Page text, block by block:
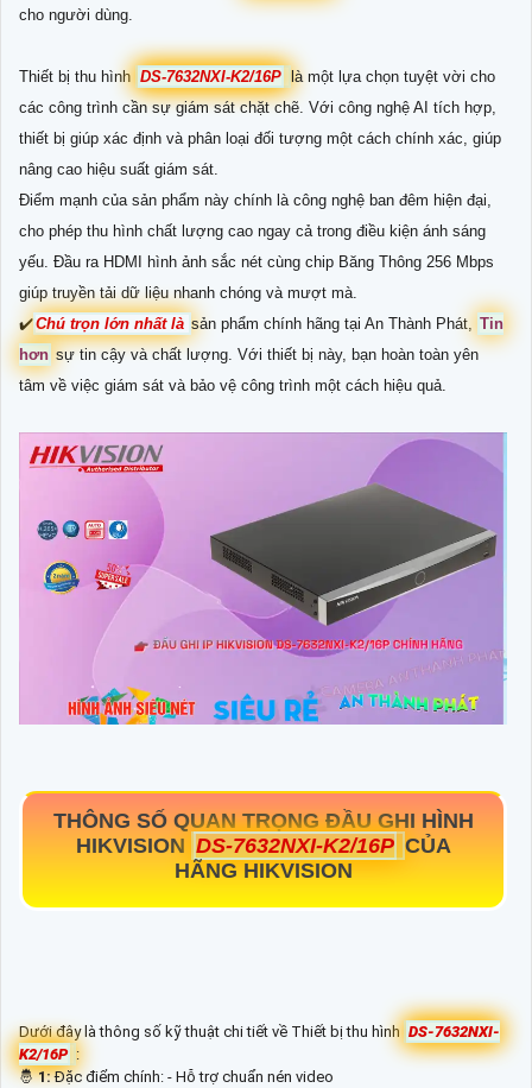
cho người dùng.
Thiết bị thu hình DS-7632NXI-K2/16P là một lựa chọn tuyệt vời cho
các công trình cần sự giám sát chặt chẽ. Với công nghệ AI tích hợp,
thiết bị giúp xác định và phân loại đối tượng một cách chính xác, giúp
nâng cao hiệu suất giám sát.
Điểm mạnh của sản phẩm này chính là công nghệ ban đêm hiện đại,
cho phép thu hình chất lượng cao ngay cả trong điều kiện ánh sáng
yếu. Đầu ra HDMI hình ảnh sắc nét cùng chip Băng Thông 256 Mbps
giúp truyền tải dữ liệu nhanh chóng và mượt mà.
✔️Chú trọn lớn nhất là sản phẩm chính hãng tại An Thành Phát,
Tin
hơn sự tin cậy và chất lượng. Với thiết bị này, bạn hoàn toàn yên
tâm về việc giám sát và bảo vệ công trình một cách hiệu quả.
THÔNG SỐ QUAN TRỌNG ĐẦU GHI HÌNH
HIKVISION DS-7632NXI-K2/16P CỦA
HÃNG HIKVISION
Dưới đây là thông số kỹ thuật chi tiết về Thiết bị thu hình DS-7632NXI-
K2/16P :
🤴1:Đặc điểm chính: - Hỗ trợ chuẩn nén video